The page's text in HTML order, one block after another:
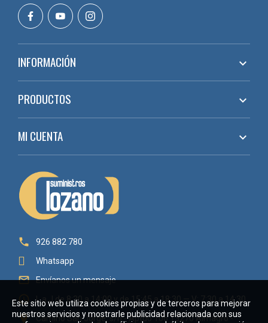
INFORMACIÓN 
PRODUCTOS 
MI CUENTA 

926 882 780
Whatsapp
 Envíanos un mensaje
 L a J de 8:30 a 14:00 y de 15:45 a 18:30 — V: 7:30 a 14:30
 Camino San Jorge, s/n - Aptdo 106 13270 Almagro -
Este sitio web utiliza cookies propias y de terceros para mejorar
nuestros servicios y mostrarle publicidad relacionada con sus